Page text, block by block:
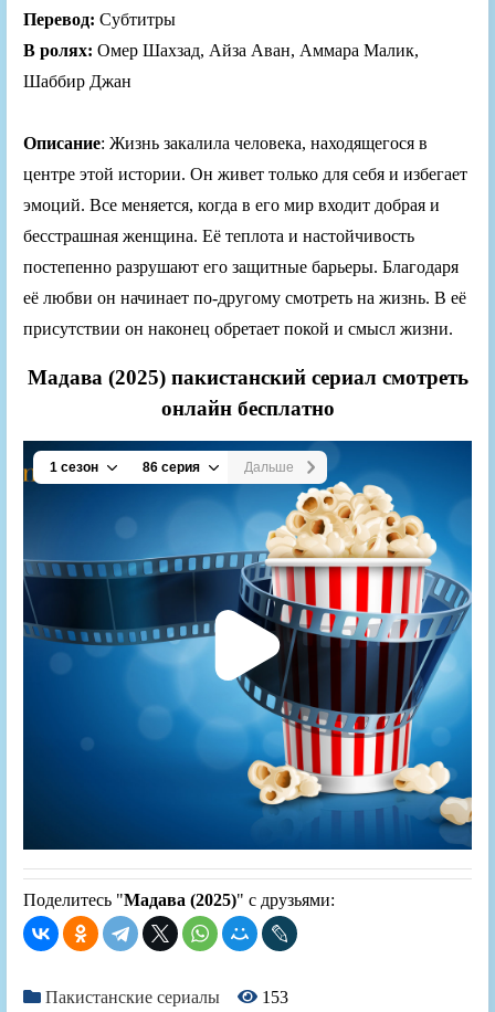
Перевод: Субтитры
В ролях: Омер Шахзад, Айза Аван, Аммара Малик,
Шаббир Джан
Описание: Жизнь закалила человека, находящегося в
центре этой истории. Он живет только для себя и избегает
эмоций. Все меняется, когда в его мир входит добрая и
бесстрашная женщина. Её теплота и настойчивость
постепенно разрушают его защитные барьеры. Благодаря
её любви он начинает по-другому смотреть на жизнь. В её
присутствии он наконец обретает покой и смысл жизни.
Мадава (2025) пакистанский сериал смотреть
онлайн бесплатно
Поделитесь "Мадава (2025)" с друзьями:
Пакистанские сериалы 153